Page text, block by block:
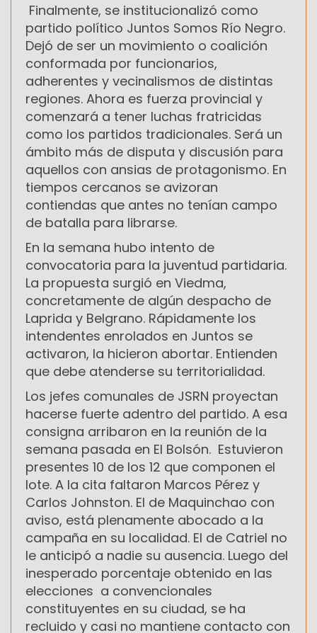
Finalmente, se institucionalizó como
partido político Juntos Somos Río Negro.
Dejó de ser un movimiento o coalición
conformada por funcionarios,
adherentes y vecinalismos de distintas
regiones. Ahora es fuerza provincial y
comenzará a tener luchas fratricidas
como los partidos tradicionales. Será un
ámbito más de disputa y discusión para
aquellos con ansias de protagonismo. En
tiempos cercanos se avizoran
contiendas que antes no tenían campo
de batalla para librarse.
En la semana hubo intento de
convocatoria para la juventud partidaria.
La propuesta surgió en Viedma,
concretamente de algún despacho de
Laprida y Belgrano. Rápidamente los
intendentes enrolados en Juntos se
activaron, la hicieron abortar. Entienden
que debe atenderse su territorialidad.
Los jefes comunales de JSRN proyectan
hacerse fuerte adentro del partido. A esa
consigna arribaron en la reunión de la
semana pasada en El Bolsón. Estuvieron
presentes 10 de los 12 que componen el
lote. A la cita faltaron Marcos Pérez y
Carlos Johnston. El de Maquinchao con
aviso, está plenamente abocado a la
campaña en su localidad. El de Catriel no
le anticipó a nadie su ausencia. Luego del
inesperado porcentaje obtenido en las
elecciones a convencionales
constituyentes en su ciudad, se ha
recluido y casi no mantiene contacto con